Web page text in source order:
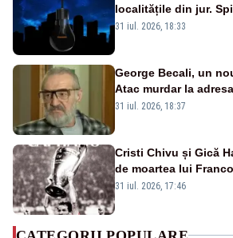
localitățile din jur.
semafoarele, rețelele
31 iul. 2026, 18:33
George Becali, un
Atac murdar la
sportiv – AUDIO
31 iul. 2026, 18:37
Cristi Chivu și Gică
de moartea lui
a fotbalului mondial”
31 iul. 2026, 17:46